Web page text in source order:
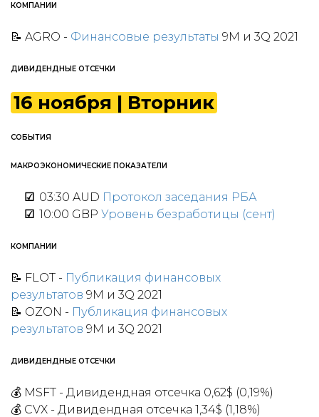
КОМПАНИИ
📝 AGRO - Финансовые результаты 9M и 3Q 2021
ДИВИДЕНДНЫЕ ОТСЕЧКИ
16 ноября | Вторник
СОБЫТИЯ
МАКРОЭКОНОМИЧЕСКИЕ ПОКАЗАТЕЛИ
03:30 AUD Протокол заседания РБА
10:00 GBP Уровень безработицы (сент)
КОМПАНИИ
📝 FLOT - Публикация финансовых
результатов 9M и 3Q 2021
📝 OZON - Публикация финансовых
результатов 9M и 3Q 2021
ДИВИДЕНДНЫЕ ОТСЕЧКИ
💰 MSFT - Дивидендная отсечка 0,62$ (0,19%)
💰 CVX - Дивидендная отсечка 1,34$ (1,18%)